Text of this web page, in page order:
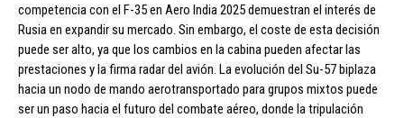
competencia con el F-35 en Aero India 2025 demuestran el interés de
Rusia en expandir su mercado. Sin embargo, el coste de esta decisión
puede ser alto, ya que los cambios en la cabina pueden afectar las
prestaciones y la firma radar del avión. La evolución del Su-57 biplaza
hacia un nodo de mando aerotransportado para grupos mixtos puede
ser un paso hacia el futuro del combate aéreo, donde la tripulación